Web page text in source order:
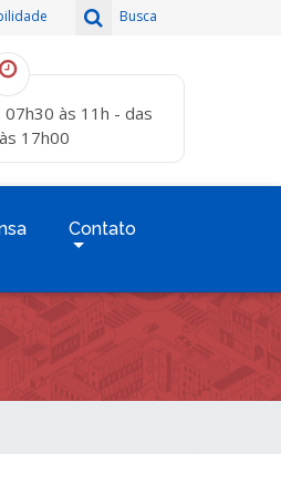
Busca
07h30 às 11h - das
17h00
Contato